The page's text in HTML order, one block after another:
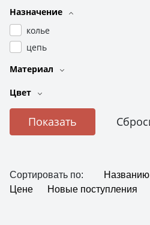
Назначение
колье
цепь
Материал
Цвет
Сортировать по:
Названию
Цене
Новые поступления